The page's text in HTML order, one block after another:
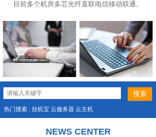
目前多个机房多芯光纤直联电信移动联通。
热门搜索 : 挂机宝 云服务器 云主机
NEWS CENTER